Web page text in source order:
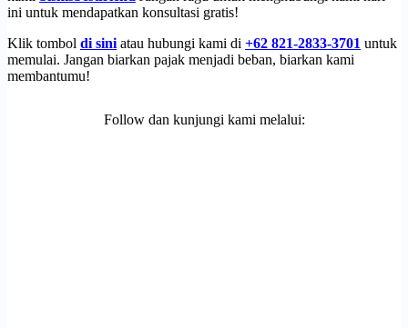
ini untuk mendapatkan konsultasi gratis!
Klik tombol di sini atau hubungi kami di +62 821-2833-3701 untuk
memulai. Jangan biarkan pajak menjadi beban, biarkan kami
membantumu!
Follow dan kunjungi kami melalui: